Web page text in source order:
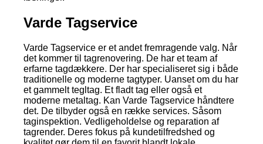
Varde Tagservice
Varde Tagservice er et andet fremragende valg. Når
det kommer til tagrenovering. De har et team af
erfarne tagdækkere. Der har specialiseret sig i både
traditionelle og moderne tagtyper. Uanset om du har
et gammelt tegltag. Et fladt tag eller også et
moderne metaltag. Kan Varde Tagservice håndtere
det. De tilbyder også en række services. Såsom
taginspektion. Vedligeholdelse og reparation af
tagrender. Deres fokus på kundetilfredshed og